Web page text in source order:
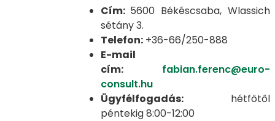
Cím: 5600 Békéscsaba, Wlassich
sétány 3.
Telefon:+36-66/250-888
E-mail
cím:
fabian.ferenc@euro-
consult.hu
Ügyfélfogadás:hétfőtől
péntekig 8:00-12:00